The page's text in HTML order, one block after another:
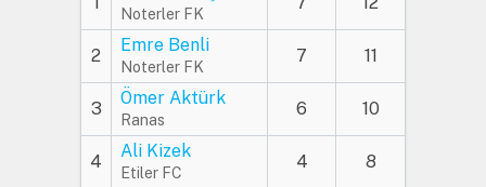
Noterler FK
2
Emre Benli
Noterler FK
7 11
3
Ömer Aktürk
Ranas
6 10
4
Ali Kizek
Etiler FC
4 8